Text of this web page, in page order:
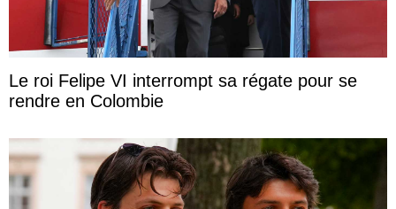
Le roi Felipe VI interrompt sa régate pour se
rendre en Colombie